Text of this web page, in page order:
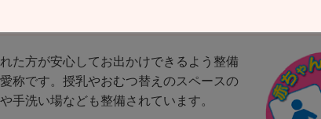
た方が安心してお出かけできるよう整備
称です。授乳やおむつ替えのスペースの
手洗い場なども整備されています。